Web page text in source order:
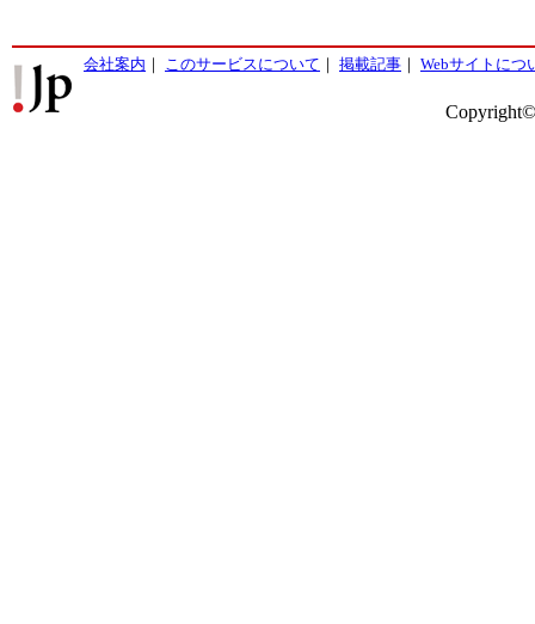
会社案内 ｜ このサービスについて ｜ 掲載記事 ｜ Webサイトにつ